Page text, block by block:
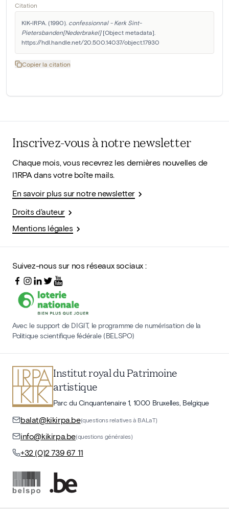
Citation
KIK-IRPA. (1990). confessionnal - Kerk Sint-
Pietersbanden[Nederbrakel] [Object metadata].
https://hdl.handle.net/20.500.14037/object.17930
Copier la citation
Inscrivez-vous à notre newsletter
Chaque mois, vous recevrez les dernières nouvelles de
l'IRPA dans votre boîte mails.
En savoir plus sur notre newsletter
Droits d'auteur
Mentions légales
Suivez-nous sur nos réseaux sociaux :
Avec le support de DIGIT, le programme de numérisation de la
Politique scientifique fédérale (BELSPO)
Institut royal du Patrimoine
artistique
Parc du Cinquantenaire 1, 1000 Bruxelles, Belgique
balat@kikirpa.be(questions relatives à BALaT)
info@kikirpa.be(questions générales)
+32 (0)2 739 67 11